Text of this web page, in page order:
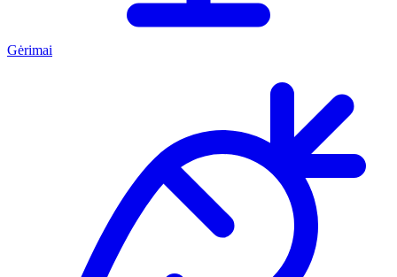
Gėrimai